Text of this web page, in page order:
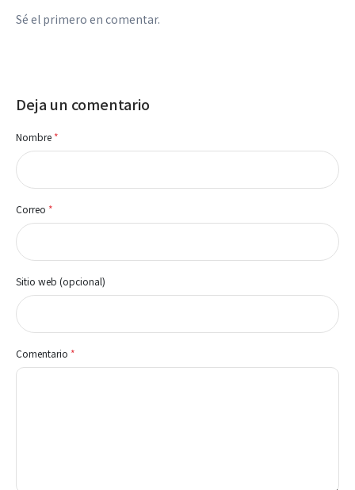
Sé el primero en comentar.
Deja un comentario
Nombre *
Correo *
Sitio web (opcional)
Comentario *